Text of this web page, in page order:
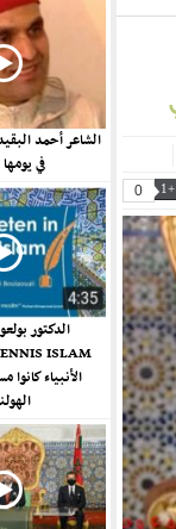
0 +1
الشاعر أحمد
في
الدكتور
الأنبياء كانوا